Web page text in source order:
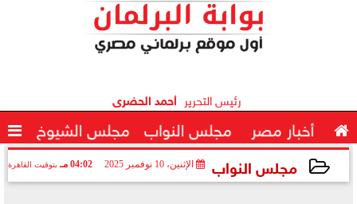
رئيس التحرير أحمد الحضرى
 أخبار مصر مجلس النواب مجلس الشيوخ 
مجلس النواب الإثنين، 10 نوفمبر 2025 04:02 مـ بتوقيت القاهرة